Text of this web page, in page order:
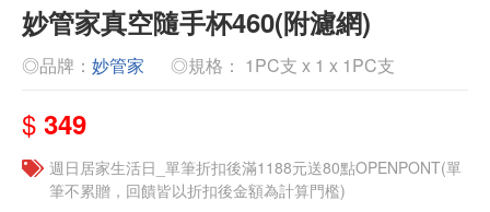
妙管家真空隨手杯460(附濾網)
◎品牌： 妙管家 ◎規格： 1PC支 x 1 x 1PC支
$ 349
週日居家生活日_單筆折扣後滿1188元送80點OPENPONT(單
筆不累贈，回饋皆以折扣後金額為計算門檻)